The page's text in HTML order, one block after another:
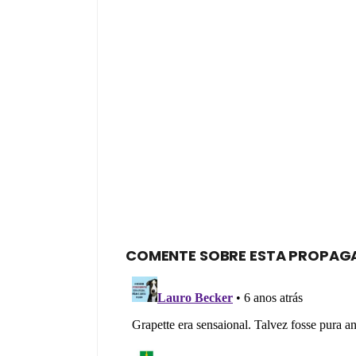
COMENTE SOBRE ESTA